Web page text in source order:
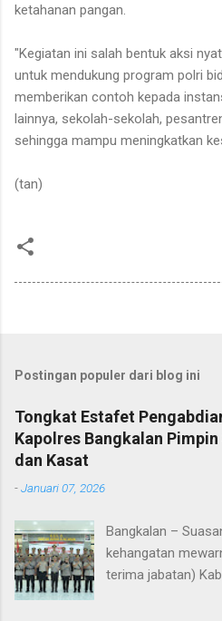
ketahanan pangan.
"Kegiatan ini salah bentuk aksi
untuk mendukung program polri
memberikan contoh kepada
lainnya, sekolah-sekolah,
sehingga mampu meningkatkan
(tan)
Postingan populer dari blog ini
Tongkat Estafet
Kapolres Bangkalan
dan Kasat
-Januari 07, 2026
Bangkalan –
kehangatan
terima jabatan)